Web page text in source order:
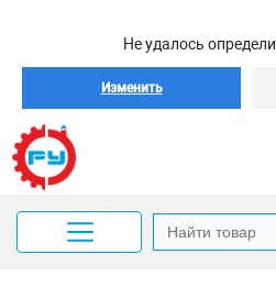
Не удалось
Изменить